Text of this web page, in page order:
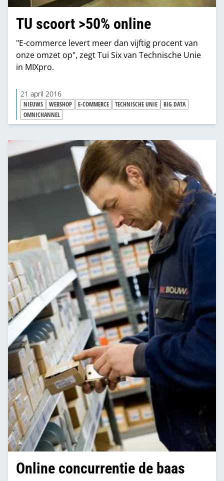
TU scoort >50% online
"E-commerce levert meer dan vijftig procent van
onze omzet op", zegt Tui Six van Technische Unie
in MIXpro.
21 april 2016
NIEUWS WEBSHOP E-COMMERCE TECHNISCHE UNIE
BIG DATA
OMNICHANNEL
Online concurrentie de baas